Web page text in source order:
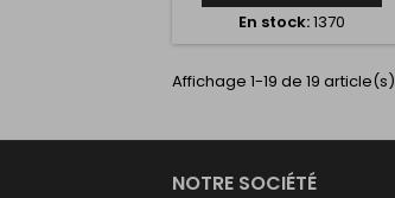
En stock:1370
Affichage 1-19 de 19 article(s)
NOTRE SOCIÉTÉ